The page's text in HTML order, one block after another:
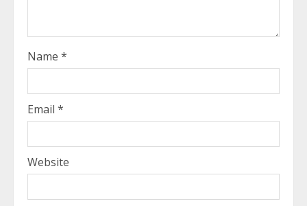
Name *
Email *
Website